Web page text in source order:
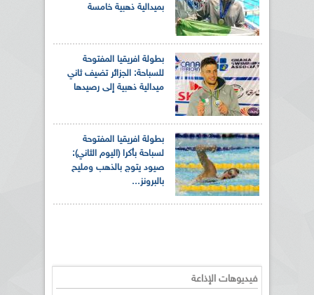
بميدالية ذهبية خامسة
بطولة افريقيا المفتوحة
للسباحة: الجزائر تضيف ثاني
ميدالية ذهبية إلى رصيدها
بطولة افريقيا المفتوحة
لسباحة بأكرا (اليوم الثاني):
صيود يتوج بالذهب ومليح
بالبرونز...
فيديوهات الإذاعة